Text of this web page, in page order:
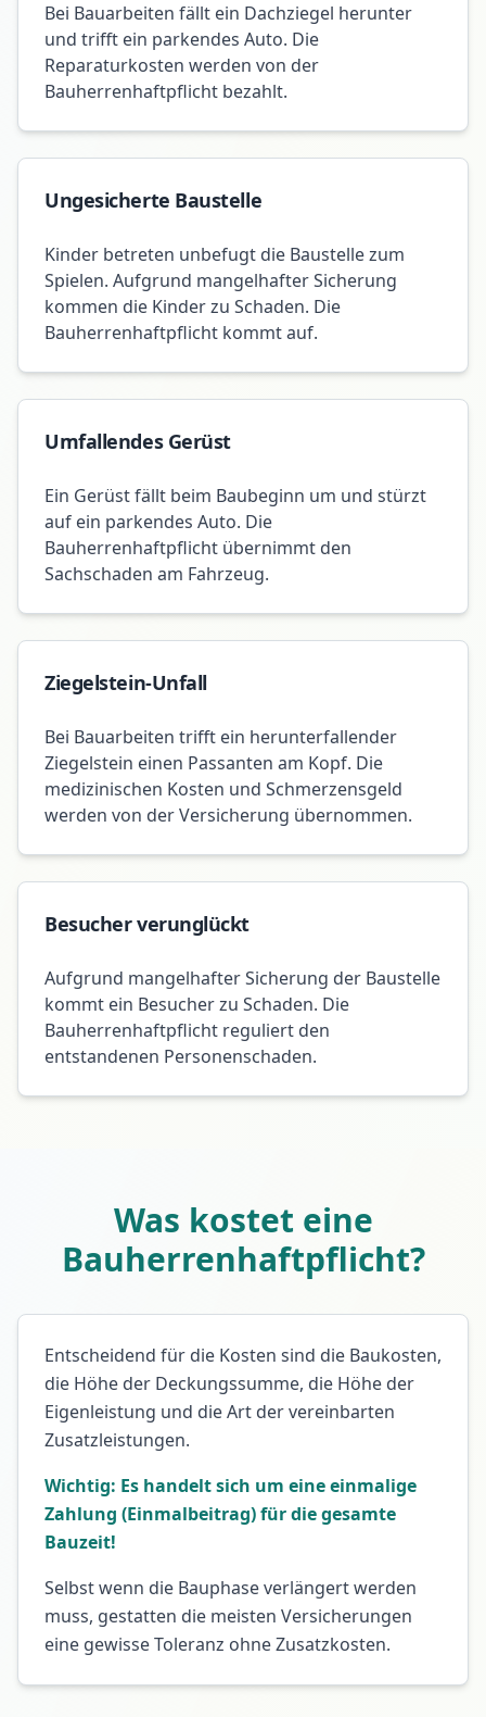
Bei Bauarbeiten fällt ein Dachziegel herunter
und trifft ein parkendes Auto. Die
Reparaturkosten werden von der
Bauherrenhaftpflicht bezahlt.
Ungesicherte Baustelle
Kinder betreten unbefugt die Baustelle zum
Spielen. Aufgrund mangelhafter Sicherung
kommen die Kinder zu Schaden. Die
Bauherrenhaftpflicht kommt auf.
Umfallendes Gerüst
Ein Gerüst fällt beim Baubeginn um und stürzt
auf ein parkendes Auto. Die
Bauherrenhaftpflicht übernimmt den
Sachschaden am Fahrzeug.
Ziegelstein-Unfall
Bei Bauarbeiten trifft ein herunterfallender
Ziegelstein einen Passanten am Kopf. Die
medizinischen Kosten und Schmerzensgeld
werden von der Versicherung übernommen.
Besucher verunglückt
Aufgrund mangelhafter Sicherung der Baustelle
kommt ein Besucher zu Schaden. Die
Bauherrenhaftpflicht reguliert den
entstandenen Personenschaden.
Was kostet eine
Bauherrenhaftpflicht?
Entscheidend für die Kosten sind die Baukosten,
die Höhe der Deckungssumme, die Höhe der
Eigenleistung und die Art der vereinbarten
Zusatzleistungen.
Wichtig: Es handelt sich um eine einmalige
Zahlung (Einmalbeitrag) für die gesamte
Bauzeit!
Selbst wenn die Bauphase verlängert werden
muss, gestatten die meisten Versicherungen
eine gewisse Toleranz ohne Zusatzkosten.